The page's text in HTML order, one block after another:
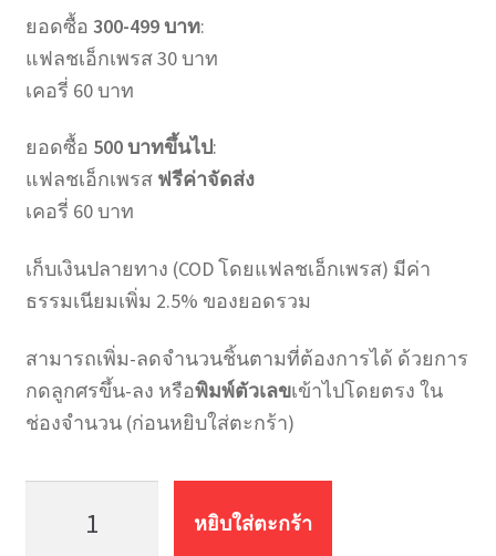
ยอดซื้อ 300-499 บาท:
แฟลชเอ็กเพรส 30 บาท
เคอรี่ 60 บาท
ยอดซื้อ 500 บาทขึ้นไป:
แฟลชเอ็กเพรส ฟรีค่าจัดส่ง
เคอรี่ 60 บาท
เก็บเงินปลายทาง (COD โดยแฟลชเอ็กเพรส) มีค่า
ธรรมเนียมเพิ่ม 2.5% ของยอดรวม
สามารถเพิ่ม-ลดจำนวนชิ้นตามที่ต้องการได้ ด้วยการ
กดลูกศรขึ้น-ลง หรือพิมพ์ตัวเลขเข้าไปโดยตรง ใน
ช่องจำนวน (ก่อนหยิบใส่ตะกร้า)
หยิบใส่ตะกร้า